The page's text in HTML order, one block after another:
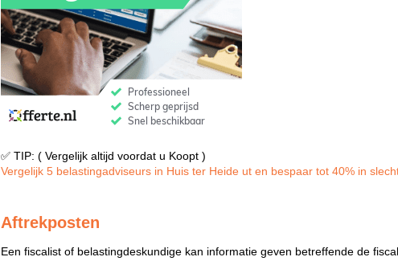
✅ TIP: ( Vergelijk altijd voordat u Koopt )
Vergelijk 5 belastingadviseurs in Huis ter Heide ut en bespaar tot 40% in
Aftrekposten
Een fiscalist of belastingdeskundige kan informatie geven betreffende de